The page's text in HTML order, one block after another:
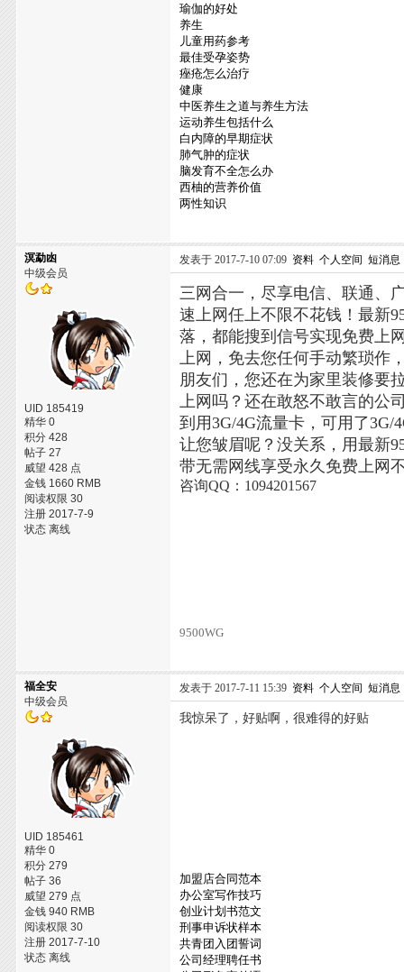
瑜伽的好处
养生
儿童用药参考
最佳受孕姿势
痤疮怎么治疗
健康
中医养生之道与养生方法
运动养生包括什么
白内障的早期症状
肺气肿的症状
脑发育不全怎么办
西柚的营养价值
两性知识
溟勐凼
中级会员
UID 185419
精华 0
积分 428
帖子 27
威望 428 点
金钱 1660 RMB
阅读权限 30
注册 2017-7-9
状态 离线
发表于 2017-7-10 07:09 资料 个人空间 短消息
三网合一，尽享电信、联通、
速上网任上不限不花钱！最新
落，都能搜到信号实现免费上
上网，免去您任何手动繁琐作
朋友们，您还在为家里装修要
上网吗？还在敢怒不敢言的公
到用3G/4G流量卡，可用了
让您皱眉呢？没关系，用最新
带无需网线享受永久免费上网
咨询QQ：1094201567
9500WG
福全安
中级会员
UID 185461
精华 0
积分 279
帖子 36
威望 279 点
金钱 940 RMB
阅读权限 30
注册 2017-7-10
状态 离线
发表于 2017-7-11 15:39 资料 个人空间 短消息
我惊呆了，好贴啊，很难得的好贴
加盟店合同范本
办公室写作技巧
创业计划书范文
刑事申诉状样本
共青团入团誓词
公司经理聘任书